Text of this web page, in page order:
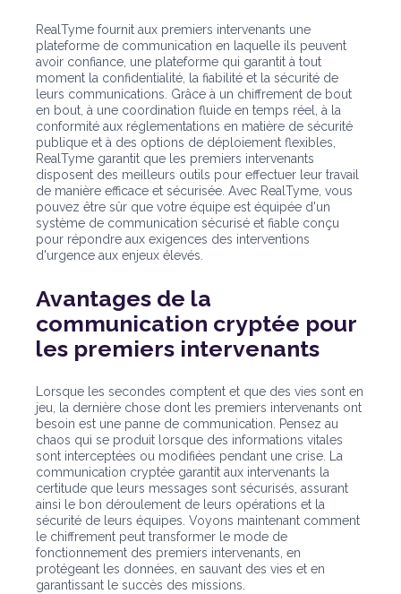
RealTyme fournit aux premiers intervenants une
plateforme de communication en laquelle ils peuvent
avoir confiance, une plateforme qui garantit à tout
moment la confidentialité, la fiabilité et la sécurité de
leurs communications. Grâce à un chiffrement de bout
en bout, à une coordination fluide en temps réel, à la
conformité aux réglementations en matière de sécurité
publique et à des options de déploiement flexibles,
RealTyme garantit que les premiers intervenants
disposent des meilleurs outils pour effectuer leur travail
de manière efficace et sécurisée. Avec RealTyme, vous
pouvez être sûr que votre équipe est équipée d'un
système de communication sécurisé et fiable conçu
pour répondre aux exigences des interventions
d'urgence aux enjeux élevés.
Avantages de la
communication cryptée pour
les premiers intervenants
Lorsque les secondes comptent et que des vies sont en
jeu, la dernière chose dont les premiers intervenants ont
besoin est une panne de communication. Pensez au
chaos qui se produit lorsque des informations vitales
sont interceptées ou modifiées pendant une crise. La
communication cryptée garantit aux intervenants la
certitude que leurs messages sont sécurisés, assurant
ainsi le bon déroulement de leurs opérations et la
sécurité de leurs équipes. Voyons maintenant comment
le chiffrement peut transformer le mode de
fonctionnement des premiers intervenants, en
protégeant les données, en sauvant des vies et en
garantissant le succès des missions.